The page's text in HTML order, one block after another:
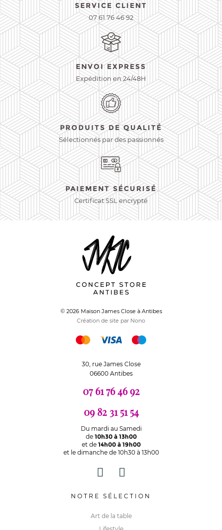
SERVICE CLIENT
07 61 76 46 92
ENVOI EXPRESS
Expédition en 24/48H
PRODUITS DE QUALITÉ
Sélectionnés par des passionnés
PAIEMENT SÉCURISÉ
Certificat SSL encrypté
© 2026 Maison James Close à Antibes
Création de site par Nono
30, rue James Close
06600 Antibes
07 61 76 46 92
09 82 31 51 54
Du mardi au Samedi
de 10h30 à 13h00
et de 14h00 à 19h00
et le dimanche de 10h30 à 13h00
NOTRE SÉLECTION
Art de la table